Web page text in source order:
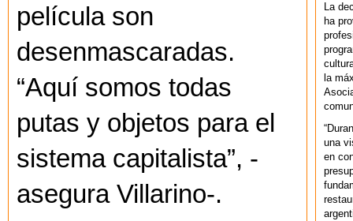
película son
desenmascaradas.
“Aquí somos todas
putas y objetos para el
sistema capitalista”, -
asegura Villarino-.
La
ha
la
una
en